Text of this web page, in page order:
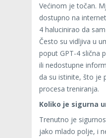
Većinom je točan.
dostupno na
4 halucinirao da
Često su vidljiva u
poput GPT-4 slična
ili nedostupne
da su istinite, što je
procesa treniranja.
Koliko je sigurna
Trenutno je
jako mlado polje, i